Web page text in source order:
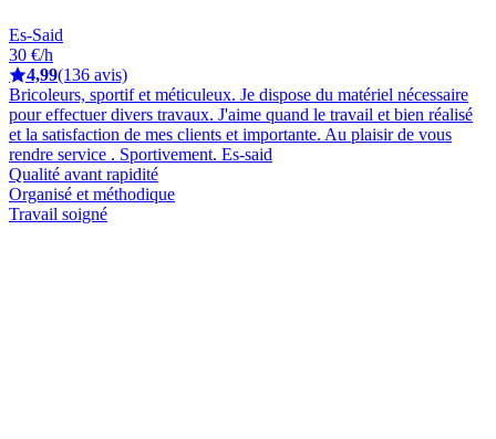
Es-Said
30 €/h
4,99(136 avis)
Bricoleurs, sportif et méticuleux. Je dispose du matériel nécessaire
pour effectuer divers travaux. J'aime quand le travail et bien réalisé
et la satisfaction de mes clients et importante. Au plaisir de vous
rendre service . Sportivement. Es-said
Qualité avant rapidité
Organisé et méthodique
Travail soigné